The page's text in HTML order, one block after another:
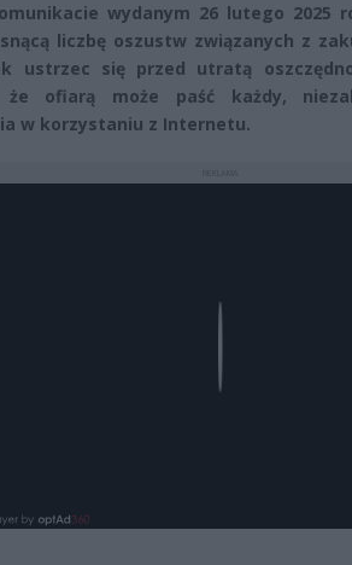
wydanym 26 lutego 2025
liczbę oszustw związanych z
ustrzec się przed utratą
że ofiarą może paść każdy,
w korzystaniu z Internetu.